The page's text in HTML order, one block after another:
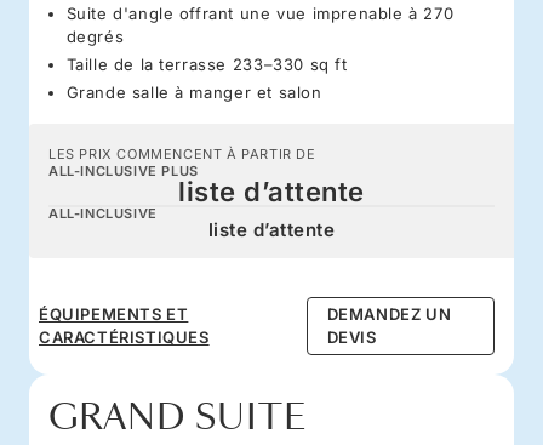
Suite d'angle offrant une vue imprenable à 270
degrés
Taille de la terrasse 233–330 sq ft
Grande salle à manger et salon
LES PRIX COMMENCENT À PARTIR DE
ALL-INCLUSIVE PLUS
liste d’attente
ALL-INCLUSIVE
liste d’attente
ÉQUIPEMENTS ET
CARACTÉRISTIQUES
DEMANDEZ UN
DEVIS
GRAND SUITE